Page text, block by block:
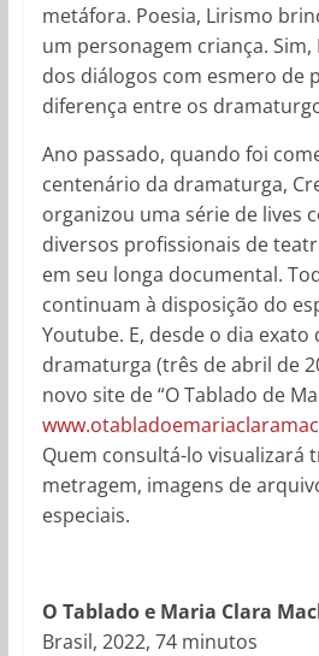
metáfora. Poesia, Lirismo
um personagem criança. Sim,
dos diálogos com esmero de
diferença entre os
Ano passado, quando foi
centenário da dramaturga,
organizou uma série de lives
diversos profissionais de
em seu longa documental.
continuam à disposição do
Youtube. E, desde o dia
dramaturga (três de abril de
novo site de “O Tablado de
www.
Quem consultá-lo visualizará
metragem, imagens de
especiais.
O Tablado e Maria Clara
Brasil, 2022, 74 minutos